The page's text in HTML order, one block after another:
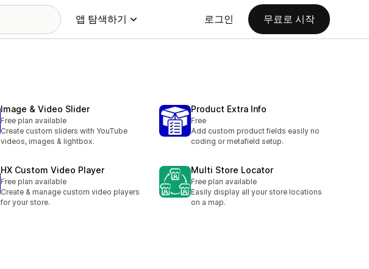
앱 탐색하기 로그인 무료로 시작
Image & Video Slider
Free plan available
Create custom sliders with YouTube
videos, images & lightbox.
Product Extra Info
Free
Add custom product fields easily no
coding or metafield setup.
HX Custom Video Player
Free plan available
Create & manage custom video players
for your store.
Multi Store Locator
Free plan available
Easily display all your store locations
on a map.